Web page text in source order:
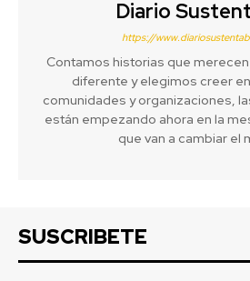
Diario
https://
Contamos historias que
diferente y elegimos creer
comunidades y organizaciones,
están empezando ahora en la
que van a cambiar el
SUSCRIBETE